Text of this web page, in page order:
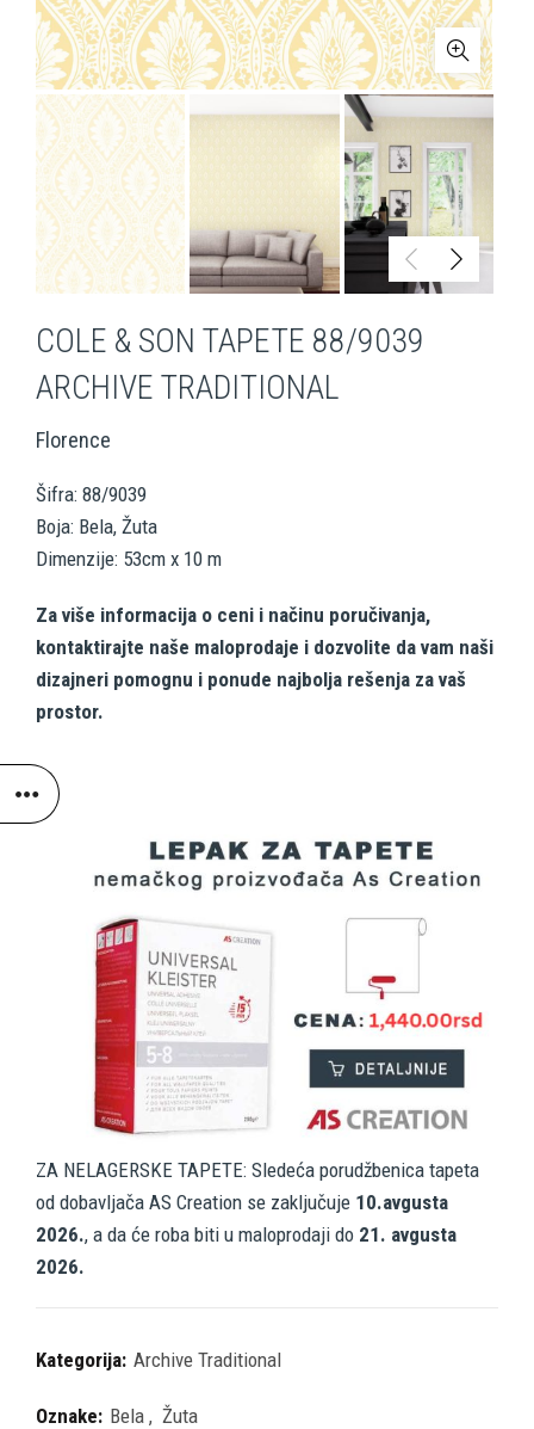
COLE & SON TAPETE 88/9039
ARCHIVE TRADITIONAL
Florence
Šifra: 88/9039
Boja: Bela, Žuta
Dimenzije: 53cm x 10 m
Za više informacija o ceni i načinu poručivanja,
kontaktirajte naše maloprodaje i dozvolite da vam naši
dizajneri pomognu i ponude najbolja rešenja za vaš
prostor.
ZA NELAGERSKE TAPETE: Sledeća porudžbenica tapeta
od dobavljača AS Creation se zaključuje 10.avgusta
2026., a da će roba biti u maloprodaji do 21. avgusta
2026.
Kategorija: Archive Traditional
Oznake: Bela , Žuta